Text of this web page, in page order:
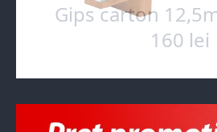
Gips carton
160 lei